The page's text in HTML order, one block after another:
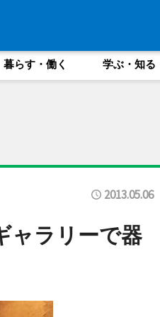
暮らす・働く 学ぶ・知る
2013.05.06
ャラリーで器